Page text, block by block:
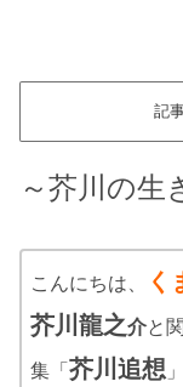
記
～芥川の生
こんにちは、 く
芥川龍之介と
集「 芥川追想